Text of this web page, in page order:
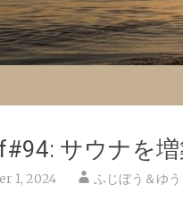
サウナを
1, 2024 ふじぼう＆ゆう